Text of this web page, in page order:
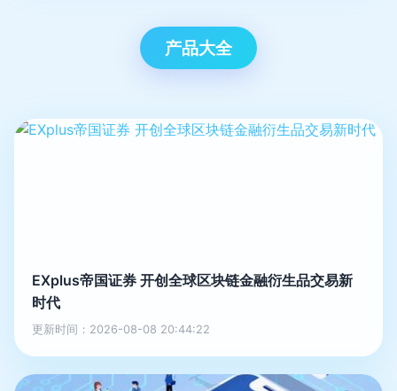
产品大全
EXplus帝国证券 开创全球区块链金融衍生品交易新
时代
更新时间：2026-08-08 20:44:22